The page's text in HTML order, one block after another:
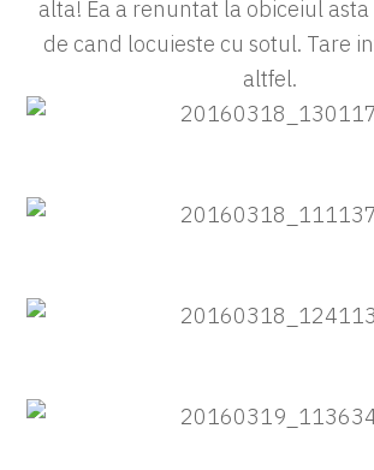
alta! Ea a renuntat la obiceiul
de cand locuieste cu sotul. Tare
altfel.